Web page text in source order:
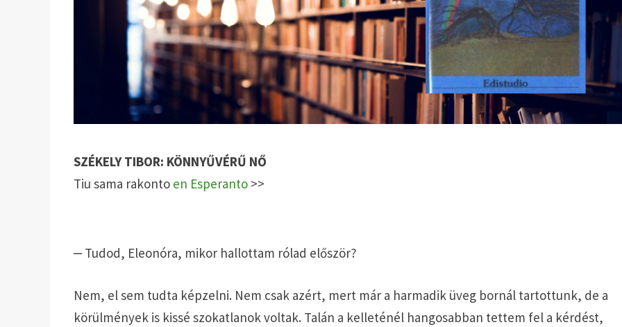
SZÉKELY TIBOR: KÖNNYŰVÉRŰ NŐ
Tiu sama rakonto en Esperanto >>
‒ Tudod, Eleonóra, mikor hallottam rólad először?
Nem, el sem tudta képzelni. Nem csak azért, mert már a harmadik üveg bornál tartottunk, de a
körülmények is kissé szokatlanok voltak. Talán a kelleténél hangosabban tettem fel a kérdést,